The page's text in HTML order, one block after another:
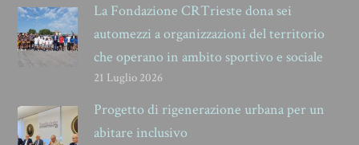
La Fondazione CRTrieste dona sei
automezzi a organizzazioni del territorio
che operano in ambito sportivo e sociale
21 Luglio 2026
Progetto di rigenerazione urbana per un
abitare inclusivo